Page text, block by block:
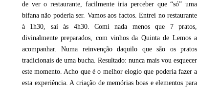
de ver o restaurante, facilmente iria perceber que “só” uma
bifana não poderia ser. Vamos aos factos. Entrei no restaurante
à 1h30, saí às 4h30. Comi nada menos que 7 pratos,
divinalmente preparados, com vinhos da Quinta de Lemos a
acompanhar. Numa reinvenção daquilo que são os pratos
tradicionais de uma bucha. Resultado: nunca mais vou esquecer
este momento. Acho que é o melhor elogio que poderia fazer a
esta experiência. A criação de memórias boas e elementos para